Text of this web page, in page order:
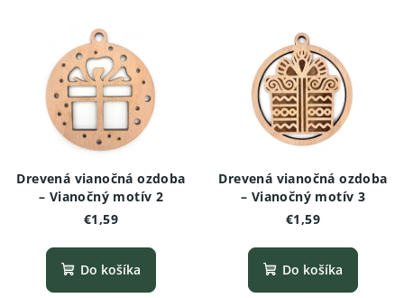
Drevená vianočná ozdoba
– Vianočný motív 2
€1,59
Do košíka
Drevená vianočná ozdoba
– Vianočný motív 3
€1,59
Do košíka